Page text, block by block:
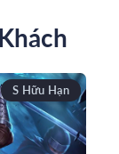
S Hữu Hạn